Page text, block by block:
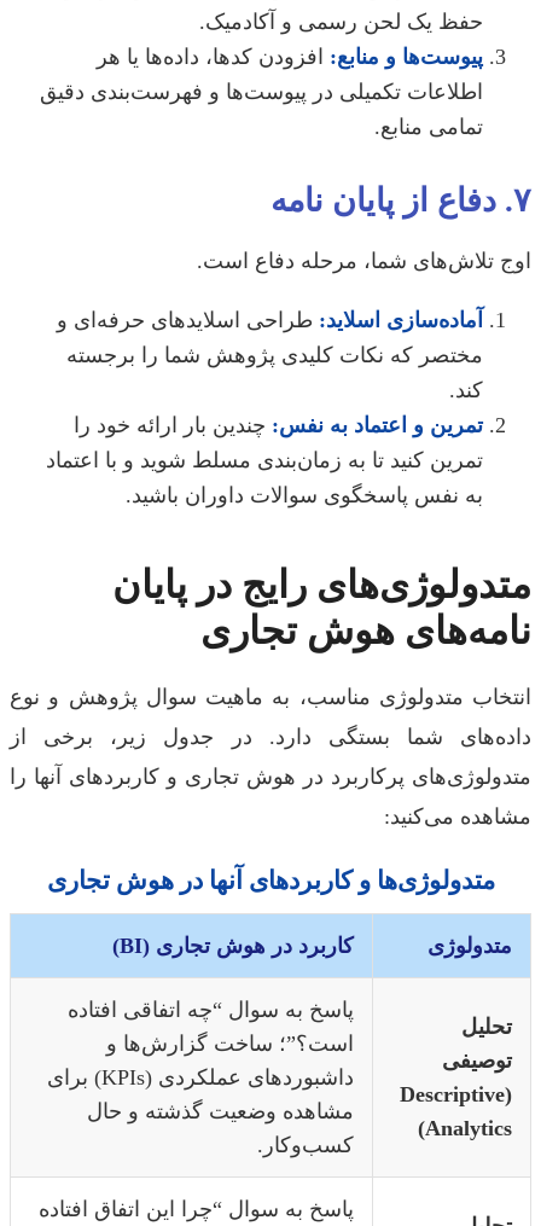
حفظ یک لحن رسمی و آکادمیک.
پیوست‌ها و منابع:افزودن کدها، داده‌ها یا هر
اطلاعات تکمیلی در پیوست‌ها و فهرست‌بندی دقیق
تمامی منابع.
تلاش‌های شما، مرحله دفاع است.
آماده‌سازی اسلاید:طراحی اسلایدهای حرفه‌ای و
مختصر که نکات کلیدی پژوهش شما را برجسته
تمرین و اعتماد به نفس:چندین بار ارائه خود را
تمرین کنید تا به زمان‌بندی مسلط شوید و با اعتماد
به نفس پاسخگوی سوالات داوران باشید.
رایج در پایان
هوش تجاری
متدولوژی مناسب، به ماهیت سوال پژوهش و نوع
شما بستگی دارد. در جدول زیر، برخی از
پرکاربرد در هوش تجاری و کاربردهای آنها را
می‌کنید:
متدولوژی‌ها و کاربردهای آنها در هوش تجاری
کاربرد در هوش تجاری (BI)
پاسخ به سوال “چه اتفاقی افتاده
است؟”؛ ساخت گزارش‌ها و
داشبوردهای عملکردی (KPIs) برای
مشاهده وضعیت گذشته و حال
کسب‌وکار.
پاسخ به سوال “چرا این اتفاق افتاده